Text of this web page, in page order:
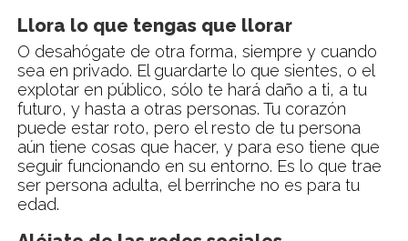
Llora lo que tengas que llorar
O desahógate de otra forma, siempre y cuando
sea en privado. El guardarte lo que sientes, o el
explotar en público, sólo te hará daño a ti, a tu
futuro, y hasta a otras personas. Tu corazón
puede estar roto, pero el resto de tu persona
aún tiene cosas que hacer, y para eso tiene que
seguir funcionando en su entorno. Es lo que trae
ser persona adulta, el berrinche no es para tu
edad.